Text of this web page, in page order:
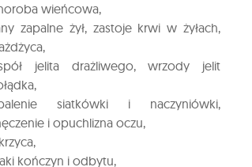
wieńcowa,
zapalne żył, zastoje krwi w żyłach,
jelita drażliwego, wrzody jelit
siatkówki i naczyniówki,
i opuchlizna oczu,
kończyn i odbytu,